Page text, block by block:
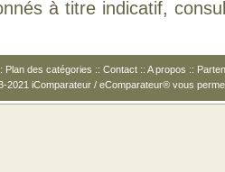
à titre indicatif,
Plan des catégories :: Contact :: A propos ::
2021 iComparateur / eComparateur® vous